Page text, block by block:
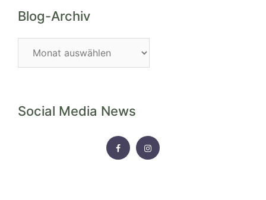
Blog-Archiv
Social Media News
FACEBOOKINSTAGRAM